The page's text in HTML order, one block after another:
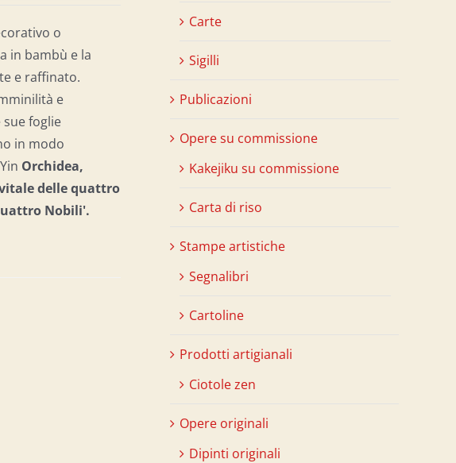
o
in bambù e la
e raffinato.
e
sue foglie
in modo
Orchidea,
delle quattro
Nobili'.
Carte
Sigilli
Publicazioni
Opere su commissione
Kakejiku su commissione
Carta di riso
Stampe artistiche
Segnalibri
Cartoline
Prodotti artigianali
Ciotole zen
Opere originali
Dipinti originali